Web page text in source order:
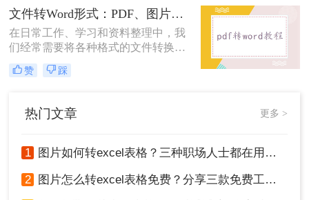
这个目标，那么怎么把图片表格转成
电子版表格呢？本文将为你介绍三种
可行的方法，帮助你将图片表格转换
为电子版表格。
文件转Word形式：PDF、图片、扫描件3种来源分别怎么处理！
在日常工作、学习和资料整理中，我
们经常需要将各种格式的文件转换成
可编辑的Microsoft Word文档
（.docx）。无论是扫描的纸质文件、
式，转换成Word格式可以方便我们编
辑、修改、引用和统一格式。那么怎
绍几种最常用的转换方法，分析其优
缺点，推荐实用工具，并提供操作步
骤和关键注意事项。
赞 踩
热门文章 更多 >
1 图片如何转excel表格？三种职场人士都在用的方法，一学就会！
2 图片怎么转excel表格免费？分享三款免费工具！